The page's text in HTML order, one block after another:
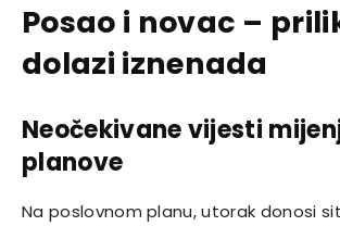
Posao i novac –
dolazi iznenada
Neočekivane vijesti
planove
Na poslovnom planu, utorak donosi